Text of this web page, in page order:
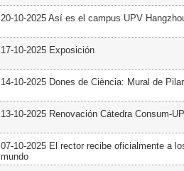
20-10-2025 Así es el campus UPV
17-10-2025 Exposición
14-10-2025 Dones de Ciència: Mural de
13-10-2025 Renovación Cátedra Consum-
07-10-2025 El rector recibe oficialmente a
mundo